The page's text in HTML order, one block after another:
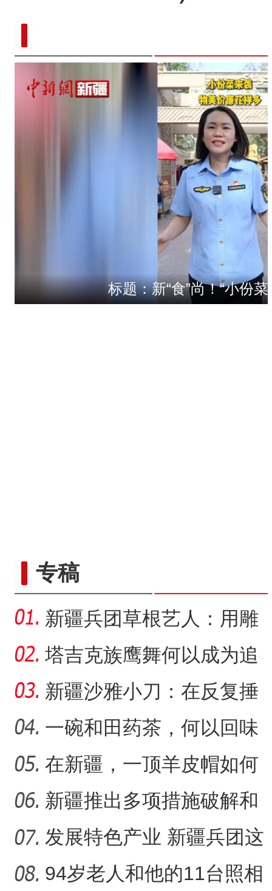
标题：新“食”尚！“小份
“阿克苏是个好地方·四季
专稿
新疆兵团草根艺人：用雕
塑述说“兵团故事”雕刻别
塔吉克族鹰舞何以成为追
求美好生活的展现？
新疆沙雅小刀：在反复捶
打中实现匠心传承
一碗和田药茶，何以回味
悠长？
在新疆，一顶羊皮帽如何
展现独特制作魅力？
新疆推出多项措施破解和
田玉消费“痛点”
发展特色产业 新疆兵团这
家家庭农场如何实现“南果
94岁老人和他的11台照相